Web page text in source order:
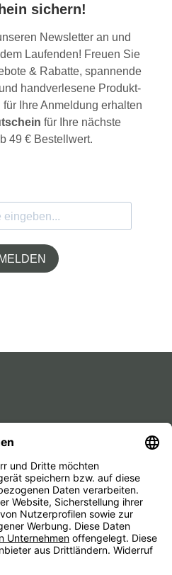
sichern!
Newsletter an und
Laufenden! Freuen Sie
& Rabatte, spannende
handverlesene Produkt-
Ihre Anmeldung erhalten
für Ihre nächste
49 € Bestellwert.